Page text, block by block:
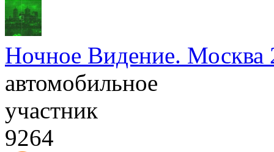
Ночное Видение. Москва
автомобильное
участник
9264